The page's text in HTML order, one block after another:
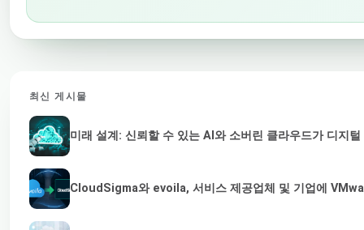
최신 게시물
미래 설계: 신뢰할 수 있는 AI와 소버린 클라우드가 디지
CloudSigma와 evoila, 서비스 제공업체 및 기업에